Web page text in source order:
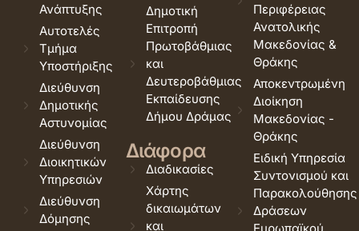
Ανάπτυξης
Αυτοτελές
Τμήμα
Υποστήριξης
Διεύθυνση
Δημοτικής
Αστυνομίας
Διεύθυνση
Διοικητικών
Υπηρεσιών
Διεύθυνση
Δόμησης
Δημοτική
Επιτροπή
Πρωτοβάθμιας
και
Δευτεροβάθμιας
Εκπαίδευσης
Δήμου Δράμας
Διάφορα
Διαδικασίες
Χάρτης
δικαιωμάτων
και
Περιφέρειας
Ανατολικής
Μακεδονίας &
Θράκης
Αποκεντρωμένη
Διοίκηση
Μακεδονίας -
Θράκης
Ειδική Υπηρεσία
Συντονισμού και
Παρακολούθησης
Δράσεων